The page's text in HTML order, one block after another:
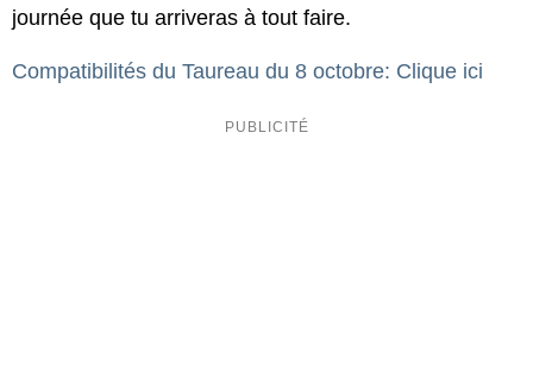
journée que tu arriveras à tout faire.
Compatibilités du Taureau du 8 octobre: Clique ici